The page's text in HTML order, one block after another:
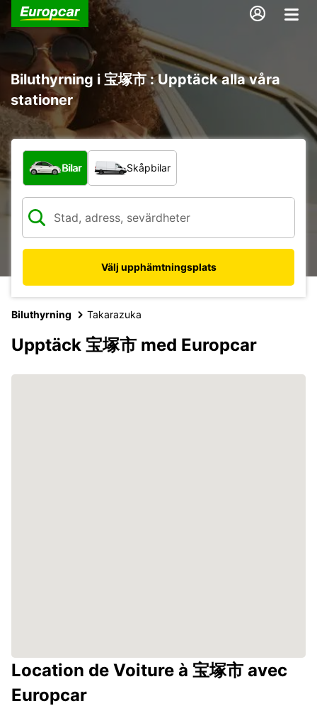
Biluthyrning i 宝塚市 : Upptäck alla våra
stationer
Vilken typ av fordon?
Bilar Skåpbilar
Välj upphämtningsplats
Biluthyrning Takarazuka
Upptäck 宝塚市 med Europcar
Location de Voiture à 宝塚市 avec
Europcar